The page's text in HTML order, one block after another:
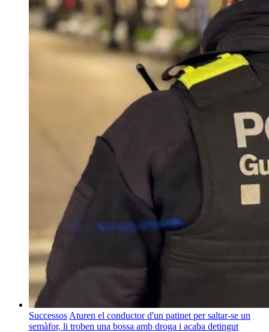
Successos Aturen el conductor d'un patinet per saltar-se un
semàfor, li troben una bossa amb droga i acaba detingut